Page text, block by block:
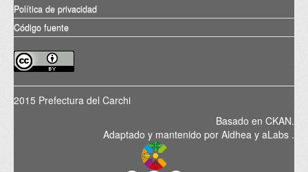
Política de privacidad
Código fuente
2015 Prefectura del Carchi
Basado en CKAN.
Adaptado y mantenido por Aldhea y aLabs .